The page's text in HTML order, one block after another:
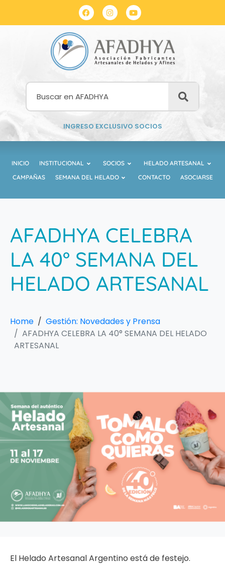
INGRESO EXCLUSIVO SOCIOS
INICIO INSTITUCIONAL SOCIOS
HELADO ARTESANAL
CAMPAÑAS
SEMANA DEL HELADO CONTACTO ASOCIARSE
AFADHYA CELEBRA
LA 40° SEMANA DEL
HELADO ARTESANAL
Home
Gestión: Novedades y Prensa
AFADHYA CELEBRA LA 40° SEMANA DEL HELADO
ARTESANAL
El Helado Artesanal Argentino está de festejo.